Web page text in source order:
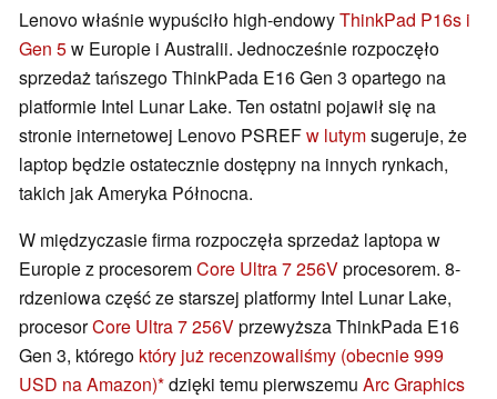
Lenovo właśnie wypuściło high-endowyThinkPad P16s i
Gen 5w Europie i Australii. Jednocześnie rozpoczęło
sprzedaż tańszego ThinkPada E16 Gen 3 opartego na
platformie Intel Lunar Lake. Ten ostatni pojawił się na
stronie internetowej Lenovo PSREFw lutymsugeruje, że
laptop będzie ostatecznie dostępny na innych rynkach,
takich jak Ameryka Północna.
W międzyczasie firma rozpoczęła sprzedaż laptopa w
Europie z procesoremCore Ultra 7 256Vprocesorem. 8-
rdzeniowa część ze starszej platformy Intel Lunar Lake,
procesorCore Ultra 7 256Vprzewyższa ThinkPada E16
Gen 3, którego który już recenzowaliśmy (obecnie 999
USD na Amazon) dzięki temu pierwszemu Arc Graphics